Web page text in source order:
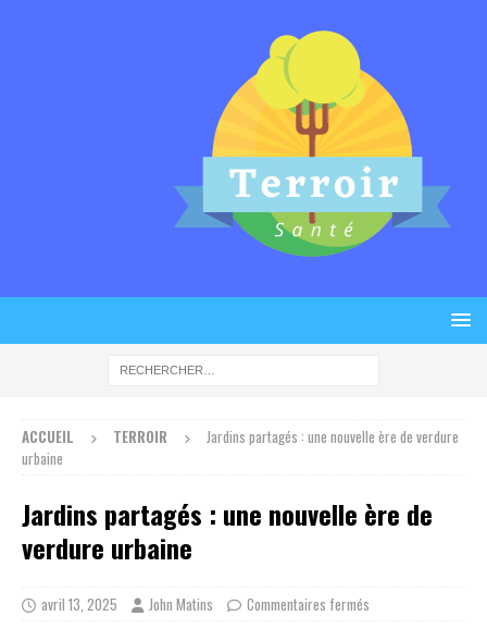
ACCUEIL TERROIR
Jardins partagés : une nouvelle ère de verdure
urbaine
Jardins partagés : une nouvelle ère de
verdure urbaine
avril 13, 2025 John Matins Commentaires fermés